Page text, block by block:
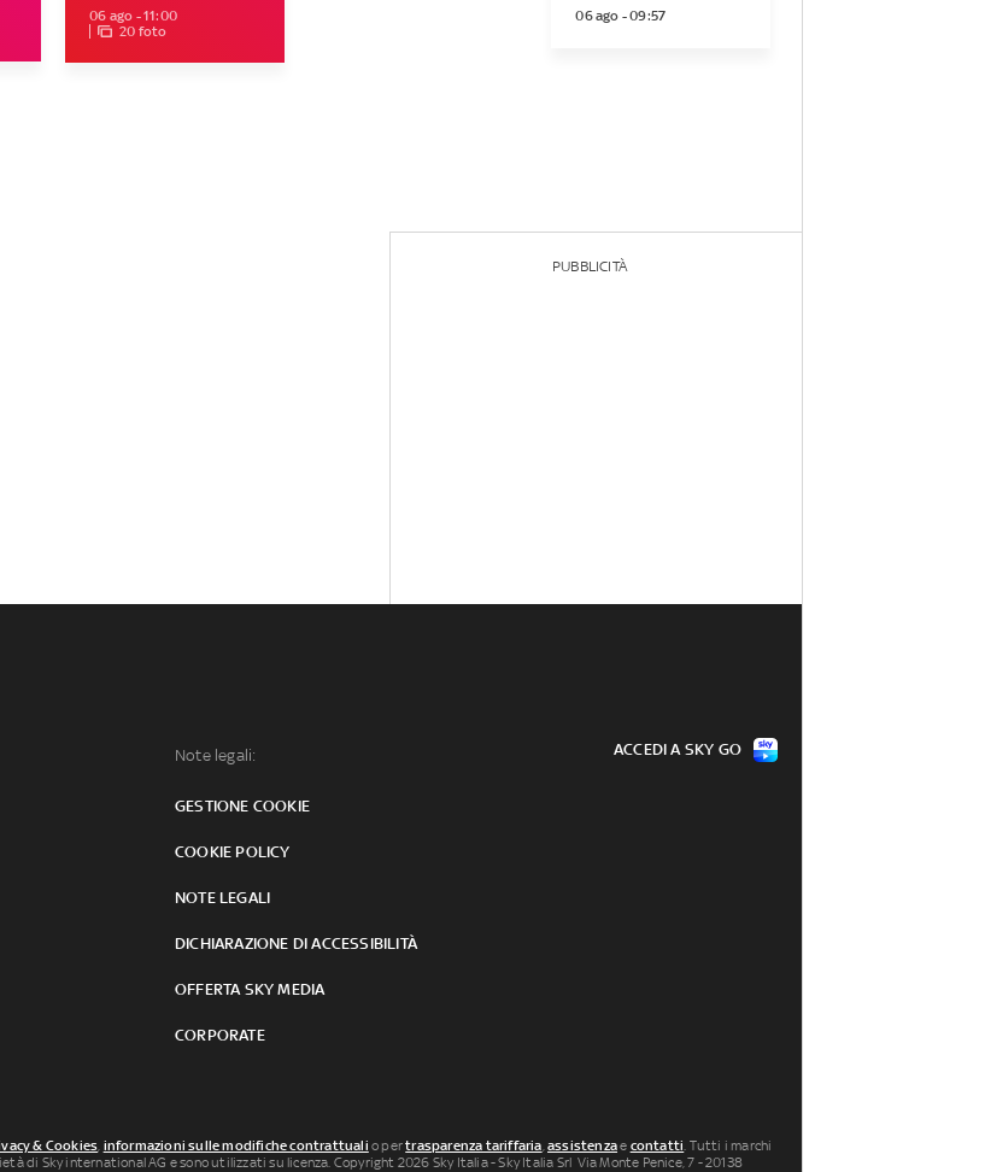
06 ago - 11:00
20 foto
06 ago - 09:57
PUBBLICITÀ
Note legali:
GESTIONE COOKIE
COOKIE POLICY
NOTE LEGALI
DICHIARAZIONE DI ACCESSIBILITÀ
OFFERTA SKY MEDIA
CORPORATE
ACCEDI A SKY GO
& Cookies, informazioni sulle modifiche contrattuali o pertrasparenza tariffaria,assistenzae contatti. Tutti i marchi
Sky international AG e sono utilizzati su licenza. Copyright 2026 Sky Italia - Sky Italia Srl Via Monte Penice, 7 - 20138